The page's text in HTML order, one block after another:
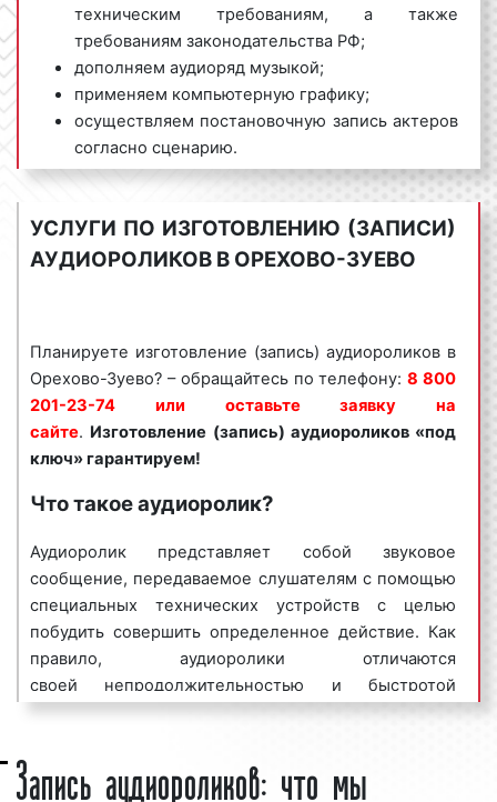
техническим требованиям, а также
требованиям законодательства РФ;
дополняем аудиоряд музыкой;
применяем компьютерную графику;
осуществляем постановочную запись актеров
согласно сценарию.
Мы обладаем большим опытом и необходимыми
знаниями записи (создания, изготовления) самых
коммерческого предложения по записи
телефону:8 800 201-23-74 или оставить заявку на
сайте.Запись
аудиороликов «под ключ»
гарантируем!
Специалисты рекламно-производственной
(записывают) качественные ролики. Нашим
заказов. Многие наши клиенты используют
аудиоролики в Орехово-Зуево и Московской
области в качестве основного способа сообщения
покупателям и клиентам информации об открытии
нового магазина или офиса, продаже новых
товаров, проводимых акциях, распродажах и т.д.
(записи) аудиороликов в качестве способа рекламы
УСЛУГИ ПО ИЗГОТОВЛЕНИЮ (ЗАПИСИ)
АУДИОРОЛИКОВ В ОРЕХОВО-ЗУЕВО
Планируете изготовление (запись) аудиороликов в
Орехово-Зуево? – обращайтесь по телефону:8 800
201-23-74 или оставьте заявку на
сайте. Изготовление (запись) аудиороликов «под
ключ» гарантируем!
Что такое аудиоролик?
Аудиоролик представляет собой звуковое
сообщение, передаваемое слушателям с помощью
специальных технических устройств с целью
побудить совершить определенное действие. Как
правило, аудиоролики отличаются
своей непродолжительностью и быстротой
изготовления (создания, записи).Одной из
является реклама. Рекламные аудиоролики,
зачастую,применяются в популяризации товаров и
Запись аудиороликов: что мы